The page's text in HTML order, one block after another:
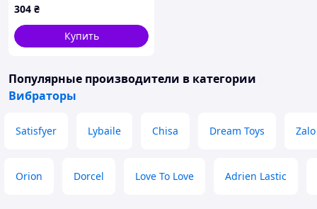
818C05T6H0
304 ₴
Купить
Популярные производители в категории
Вибраторы
Satisfyer Lybaile Chisa Dream Toys Zalo
Orion Dorcel Love To Love Adrien Lastic